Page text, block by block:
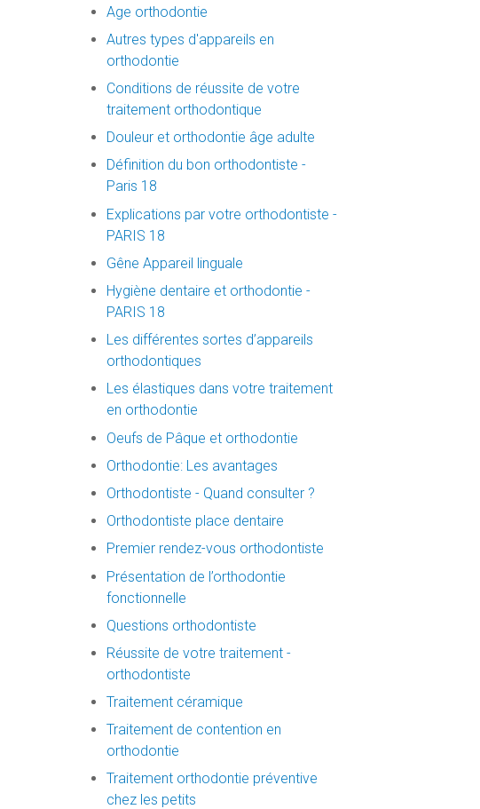
Age orthodontie
Autres types d'appareils en
orthodontie
Conditions de réussite de votre
traitement orthodontique
Douleur et orthodontie âge adulte
Définition du bon orthodontiste -
Paris 18
Explications par votre orthodontiste -
PARIS 18
Gêne Appareil linguale
Hygiène dentaire et orthodontie -
PARIS 18
Les différentes sortes d’appareils
orthodontiques
Les élastiques dans votre traitement
en orthodontie
Oeufs de Pâque et orthodontie
Orthodontie: Les avantages
Orthodontiste - Quand consulter ?
Orthodontiste place dentaire
Premier rendez-vous orthodontiste
Présentation de l’orthodontie
fonctionnelle
Questions orthodontiste
Réussite de votre traitement -
orthodontiste
Traitement céramique
Traitement de contention en
orthodontie
Traitement orthodontie préventive
chez les petits